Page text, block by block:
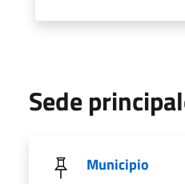
Sede
Municipio